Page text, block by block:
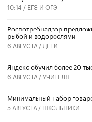
10:14 / ЕГЭ И ОГЭ
Роспотребнадзор
рыбой и водорослями
6 АВГУСТА / ДЕТИ
​Яндекс обучил более 20
6 АВГУСТА /УЧИТЕЛЯ
Минимальный набор
5 АВГУСТА / ШКОЛЬНИКИ